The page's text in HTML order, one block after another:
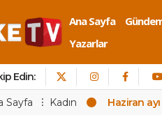
Ana Sayfa
Yazarlar
Edin:
Sayfa Kadın Haziran